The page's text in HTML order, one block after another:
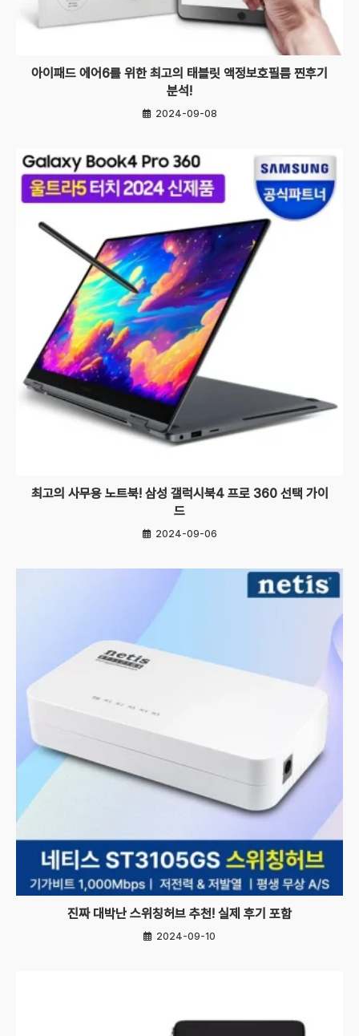
아이패드 에어6를 위한 최고의 태블릿 액정보호필름 찐후기
분석!
2024-09-08
최고의 사무용 노트북! 삼성 갤럭시북4 프로 360 선택 가이
드
2024-09-06
진짜 대박난 스위칭허브 추천! 실제 후기 포함
2024-09-10